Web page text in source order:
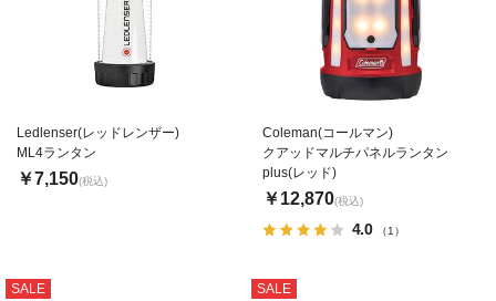
Ledlenser(レッドレンザー)
ML4ランタン
￥7,150(税込)
4.0 （1）
Coleman(コールマン)
クアッドマルチパネルランタン
plus(レッド)
￥12,870(税込)
SALE SALE